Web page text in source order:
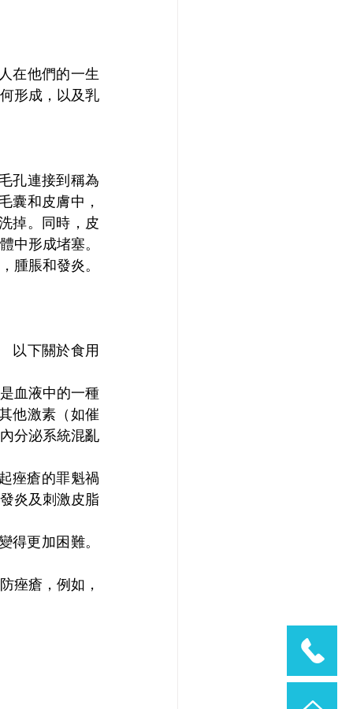
在他們的一生
形成，以及乳
孔連接到稱為
囊和皮膚中，
掉。同時，皮
中形成堵塞。
腫脹和發炎。
以下關於食用
血液中的一種
他激素（如催
分泌系統混亂
痤瘡的罪魁禍
炎及刺激皮脂
得更加困難。
痤瘡，例如，